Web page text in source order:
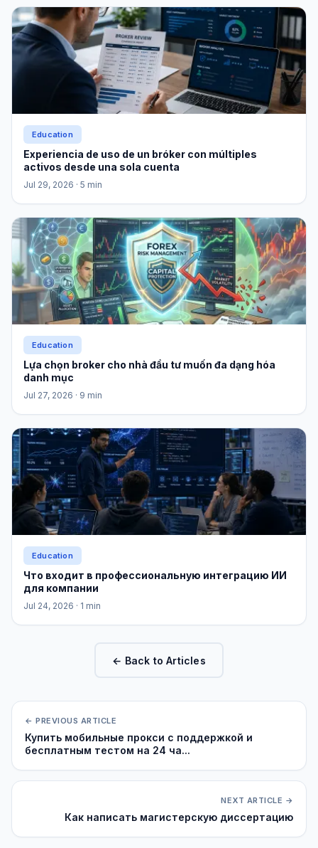
Education
Experiencia de uso de un bróker con múltiples
activos desde una sola cuenta
Jul 29, 2026 · 5 min
Education
Lựa chọn broker cho nhà đầu tư muốn đa dạng hóa
danh mục
Jul 27, 2026 · 9 min
Education
Что входит в профессиональную интеграцию ИИ
для компании
Jul 24, 2026 · 1 min
← Back to Articles
← PREVIOUS ARTICLE
Купить мобильные прокси с поддержкой и
бесплатным тестом на 24 ча...
NEXT ARTICLE →
Как написать магистерскую диссертацию